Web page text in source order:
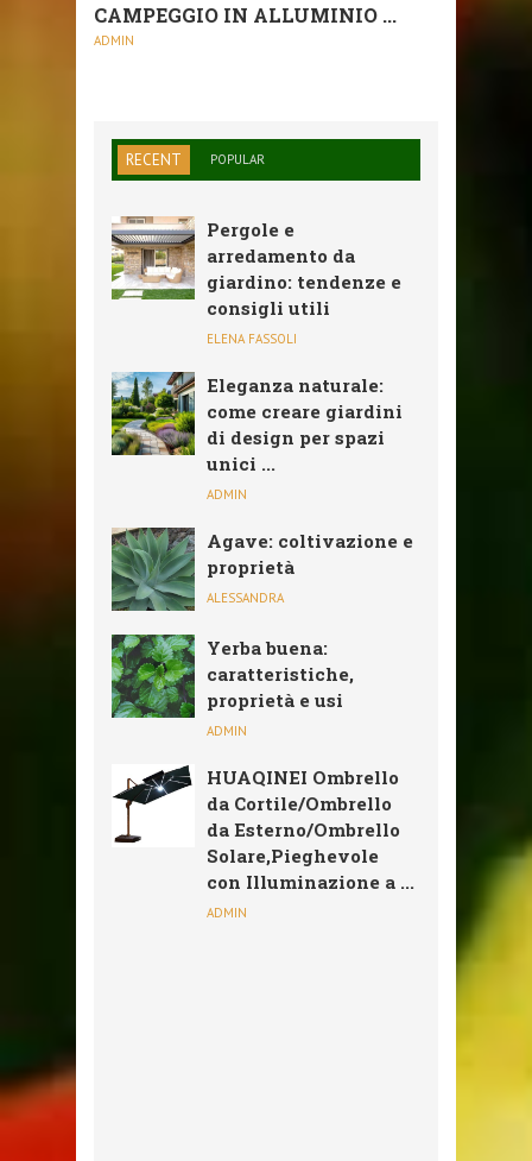
CAMPEGGIO IN ALLUMINIO ...
ADMIN
RECENT POPULAR
Pergole e
arredamento da
giardino: tendenze e
consigli utili
ELENA FASSOLI
Eleganza naturale:
come creare giardini
di design per spazi
unici ...
ADMIN
Agave: coltivazione e
proprietà
ALESSANDRA
Yerba buena:
caratteristiche,
proprietà e usi
ADMIN
HUAQINEI Ombrello
da Cortile/Ombrello
da Esterno/Ombrello
Solare,Pieghevole
con Illuminazione a ...
ADMIN